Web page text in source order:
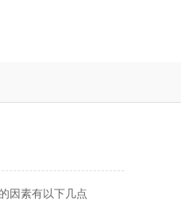
因素有以下几点